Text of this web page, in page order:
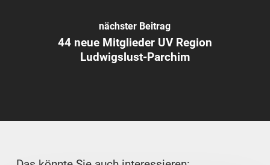
nächster Beitrag
44 neue Mitglieder UV Region
Ludwigslust-Parchim